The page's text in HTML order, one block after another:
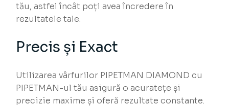
tău, astfel încât poți avea încredere în
rezultatele tale.
Precis și Exact
Utilizarea vârfurilor PIPETMAN DIAMOND cu
PIPETMAN-ul tău asigură o acuratețe și
precizie maxime și oferă rezultate constante.